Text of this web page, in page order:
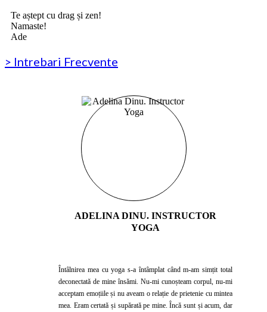
Te aștept cu drag și zen!
Namaste!
Ade
> Intrebari Frecvente
ADELINA DINU. INSTRUCTOR
YOGA
Întâlnirea mea cu yoga s-a întâmplat când m-am simțit total
deconectată de mine însămi. Nu-mi cunoșteam corpul, nu-mi
acceptam emoțiile și nu aveam o relație de prietenie cu mintea
mea. Eram certată și supărată pe mine. Încă sunt și acum, dar